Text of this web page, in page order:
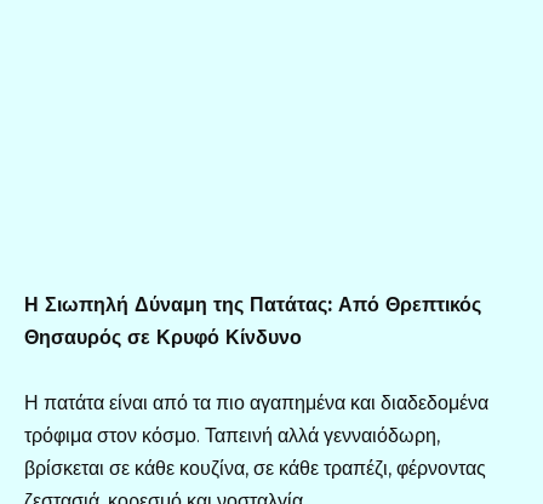
Η Σιωπηλή Δύναμη της Πατάτας: Από Θρεπτικός
Θησαυρός σε Κρυφό Κίνδυνο
Η πατάτα είναι από τα πιο αγαπημένα και διαδεδομένα
τρόφιμα στον κόσμο. Ταπεινή αλλά γενναιόδωρη,
βρίσκεται σε κάθε κουζίνα, σε κάθε τραπέζι, φέρνοντας